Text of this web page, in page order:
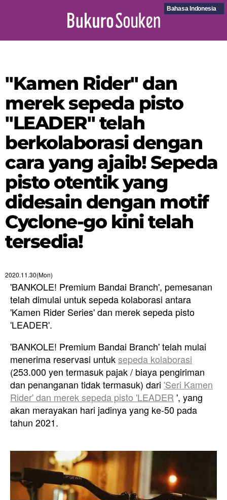
Bahasa Indonesia
"Kamen Rider" dan
merek sepeda pisto
"LEADER" telah
berkolaborasi dengan
cara yang ajaib! Sepeda
pisto otentik yang
didesain dengan motif
Cyclone-go kini telah
tersedia!
2020.11.30(Mon)
'BANKOLE! Premium Bandai Branch', pemesanan
telah dimulai untuk sepeda kolaborasi antara
'Kamen Rider Series' dan merek sepeda pisto
'LEADER'.
'BANKOLE! Premium Bandai Branch' telah mulai
menerima reservasi untuksepeda kolaborasi
(253.000 yen termasuk pajak / biaya pengiriman
dan penanganan tidak termasuk) dari 'Seri Kamen
Rider' dan merek sepeda pisto 'LEADER ', yang
akan merayakan hari jadinya yang ke-50 pada
tahun 2021.